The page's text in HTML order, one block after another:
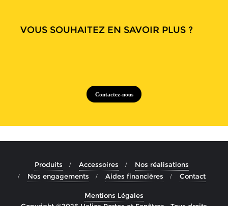
VOUS SOUHAITEZ EN SAVOIR PLUS ?
Contactez-nous
Produits Accessoires
Nos réalisations
Nos engagements
Aides financières Contact
Mentions Légales